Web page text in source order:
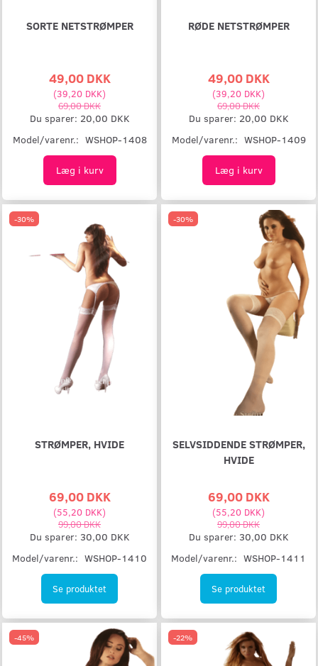
SORTE NETSTRØMPER
49,00 DKK
(39,20 DKK)
69,00 DKK
Du sparer: 20,00 DKK
Model/varenr.: WSHOP-1408
Læg i kurv
RØDE NETSTRØMPER
49,00 DKK
(39,20 DKK)
69,00 DKK
Du sparer: 20,00 DKK
Model/varenr.: WSHOP-1409
Læg i kurv
-30%
STRØMPER, HVIDE
69,00 DKK
(55,20 DKK)
99,00 DKK
Du sparer: 30,00 DKK
Model/varenr.: WSHOP-1410
Se produktet
-30%
SELVSIDDENDE STRØMPER,
HVIDE
69,00 DKK
(55,20 DKK)
99,00 DKK
Du sparer: 30,00 DKK
Model/varenr.: WSHOP-1411
Se produktet
-45% -22%